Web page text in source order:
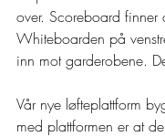
over. Scoreboard finner
Whiteboarden på
inn mot garderobene.
Vår nye løfteplattform
med plattformen er at